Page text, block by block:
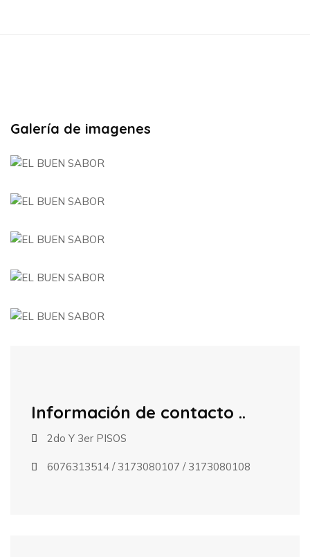
Galería de imagenes
Información de contacto
2do Y 3er PISOS
6076313514 / 3173080107 / 3173080108